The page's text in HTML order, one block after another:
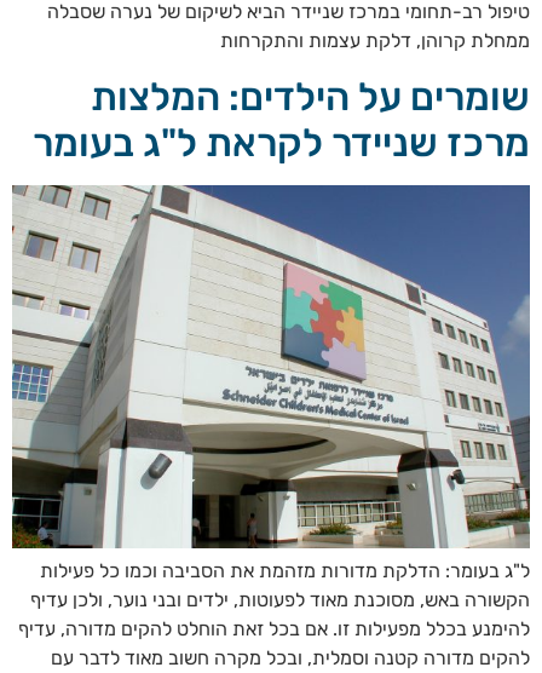
טיפול רב-תחומי במרכז שניידר הביא לשיקום של נערה שסבלה
ממחלת קרוהן, דלקת עצמות והתקרחות
שומרים על הילדים: המלצות
מרכז שניידר לקראת ל"ג בעומר
ל"ג בעומר: הדלקת מדורות מזהמת את הסביבה וכמו כל פעילות
הקשורה באש, מסוכנת מאוד לפעוטות, ילדים ובני נוער, ולכן עדיף
להימנע בכלל מפעילות זו. אם בכל זאת הוחלט להקים מדורה, עדיף
להקים מדורה קטנה וסמלית, ובכל מקרה חשוב מאוד לדבר עם